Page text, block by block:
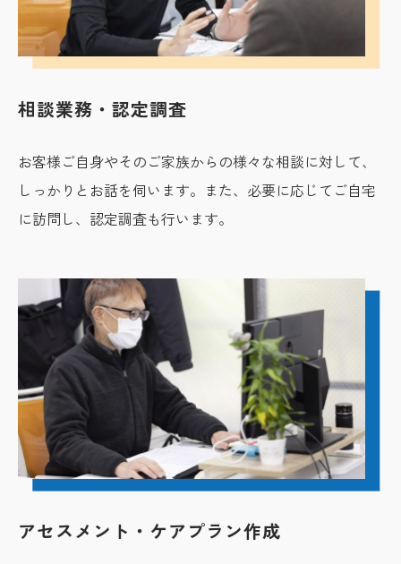
相談業務・認定調査
お客様ご自身やそのご家族からの様々な相談に対して、
しっかりとお話を伺います。また、必要に応じてご自宅
に訪問し、認定調査も行います。
アセスメント・ケアプラン作成